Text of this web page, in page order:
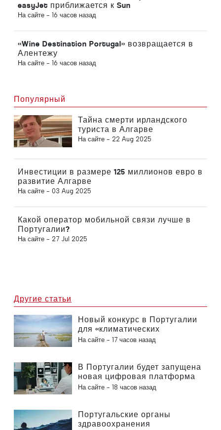
easyJet приближается к Sun
На сайте - 16 часов назад
«Wine Destination Portugal» возвращается в
Алентежу
На сайте - 16 часов назад
Популярный
Тайна смерти ирландского
туриста в Алгарве
На сайте - 22 Aug 2025
Инвестиции в размере 125 миллионов евро в
развитие Алгарве
На сайте - 03 Aug 2025
Какой оператор мобильной связи лучше в
Португалии?
На сайте - 27 Jul 2025
Другие статьи
Новый конкурс в Португалии
для «климатических
беженцев»
На сайте - 17 часов назад
В Португалии будет запущена
новая цифровая платформа
в сфере здравоохранения
На сайте - 18 часов назад
Португальские органы
здравоохранения